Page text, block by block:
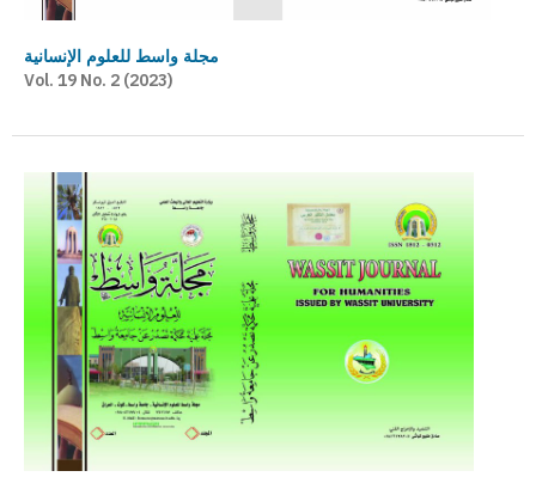
مجلة واسط للعلوم الإنسانية
Vol. 19 No. 2 (2023)